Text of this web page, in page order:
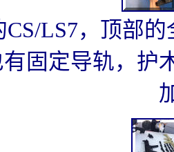
LS7，顶部
固定导轨，护